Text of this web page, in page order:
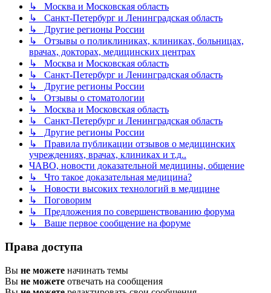
↳ Москва и Московская область
↳ Санкт-Петербург и Ленинградская область
↳ Другие регионы России
↳ Отзывы о поликлиниках, клиниках, больницах,
врачах, докторах, медицинских центрах
↳ Москва и Московская область
↳ Санкт-Петербург и Ленинградская область
↳ Другие регионы России
↳ Отзывы о стоматологии
↳ Москва и Московская область
↳ Санкт-Петербург и Ленинградская область
↳ Другие регионы России
↳ Правила публикации отзывов о медицинских
учреждениях, врачах, клиниках и т.д..
ЧАВО, новости доказательной медицины, общение
↳ Что такое доказательная медицина?
↳ Новости высоких технологий в медицине
↳ Поговорим
↳ Предложения по совершенствованию форума
↳ Ваше первое сообщение на форуме
Права доступа
Вы не можете начинать темы
Вы не можете отвечать на сообщения